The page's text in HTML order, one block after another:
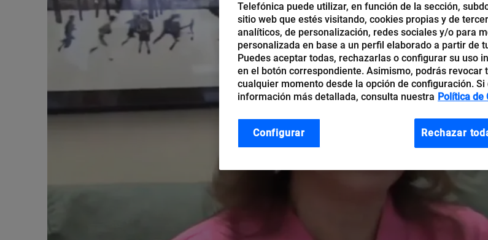
Telefónica puede utilizar, en función de la sección,
sitio web que estés visitando, cookies propias y de
analíticos, de personalización, redes sociales y/o para
personalizada en base a un perfil elaborado a partir de
Puedes aceptar todas, rechazarlas o configurar su uso
en el botón correspondiente. Asimismo, podrás revocar
cualquier momento desde la opción de configuración.
información más detallada, consulta nuestra Política de
Rechazar
Configurar